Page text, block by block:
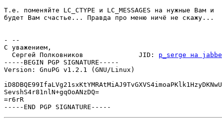
Т.е. поменяйте LC_CTYPE и LC_MESSAGES на нужные Вам и
будет Вам счастье... Правда про меню ничё не скажу...
- --
С уважением,
  Сергей Полковников              JID:
p_serge на
-----BEGIN PGP SIGNATURE-----
Version: GnuPG v1.2.1 (GNU/Linux)
SevshS4r81nlN+gqOoANzDQ=
=r6rR